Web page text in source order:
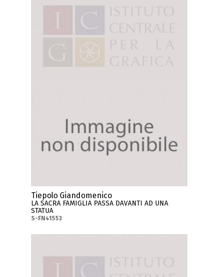
Tiepolo Giandomenico
LA SACRA FAMIGLIA PASSA DAVANTI AD UNA
STATUA
S-FN41553